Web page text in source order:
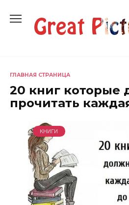
содержанию
ГЛАВНАЯ СТРАНИЦА
20 книг которые
прочитать
КНИГИ